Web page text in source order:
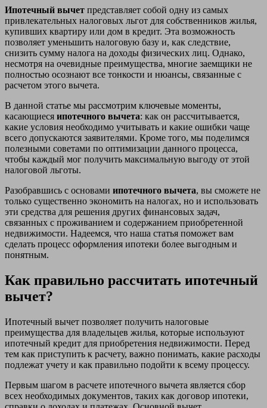
Ипотечный вычет представляет собой одну из самых
привлекательных налоговых льгот для собственников жилья,
купивших квартиру или дом в кредит. Эта возможность
позволяет уменьшить налоговую базу и, как следствие,
снизить сумму налога на доходы физических лиц. Однако,
несмотря на очевидные преимущества, многие заемщики не
полностью осознают все тонкости и нюансы, связанные с
расчетом этого вычета.
В данной статье мы рассмотрим ключевые моменты,
касающиеся ипотечного вычета: как он рассчитывается,
какие условия необходимо учитывать и какие ошибки чаще
всего допускаются заявителями. Кроме того, мы поделимся
полезными советами по оптимизации данного процесса,
чтобы каждый мог получить максимальную выгоду от этой
налоговой льготы.
Разобравшись с основами ипотечного вычета, вы сможете не
только существенно экономить на налогах, но и использовать
эти средства для решения других финансовых задач,
связанных с проживанием и содержанием приобретенной
недвижимости. Надеемся, что наша статья поможет вам
сделать процесс оформления ипотеки более выгодным и
понятным.
Как правильно рассчитать ипотечный
вычет?
Ипотечный вычет позволяет получить налоговые
преимущества для владельцев жилья, которые используют
ипотечный кредит для приобретения недвижимости. Перед
тем как приступить к расчету, важно понимать, какие расходы
подлежат учету и как правильно подойти к всему процессу.
Первым шагом в расчете ипотечного вычета является сбор
всех необходимых документов, таких как договор ипотеки,